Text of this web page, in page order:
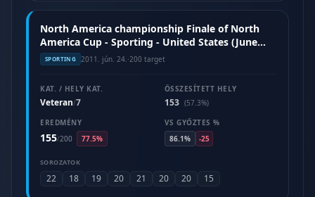
North America championship Finale of North
America Cup - Sporting - United States (June
2011)
SPORTING 2011. jún. 24. ·200 target
KAT. / HELY KAT.
Veteran/7
ÖSSZESÍTETT HELY
153 (57.3%)
EREDMÉNY
155/200 77.5%
VS GYŐZTES %
86.1%
-25
SOROZATOK
22 18 19 20 21 20 20 15